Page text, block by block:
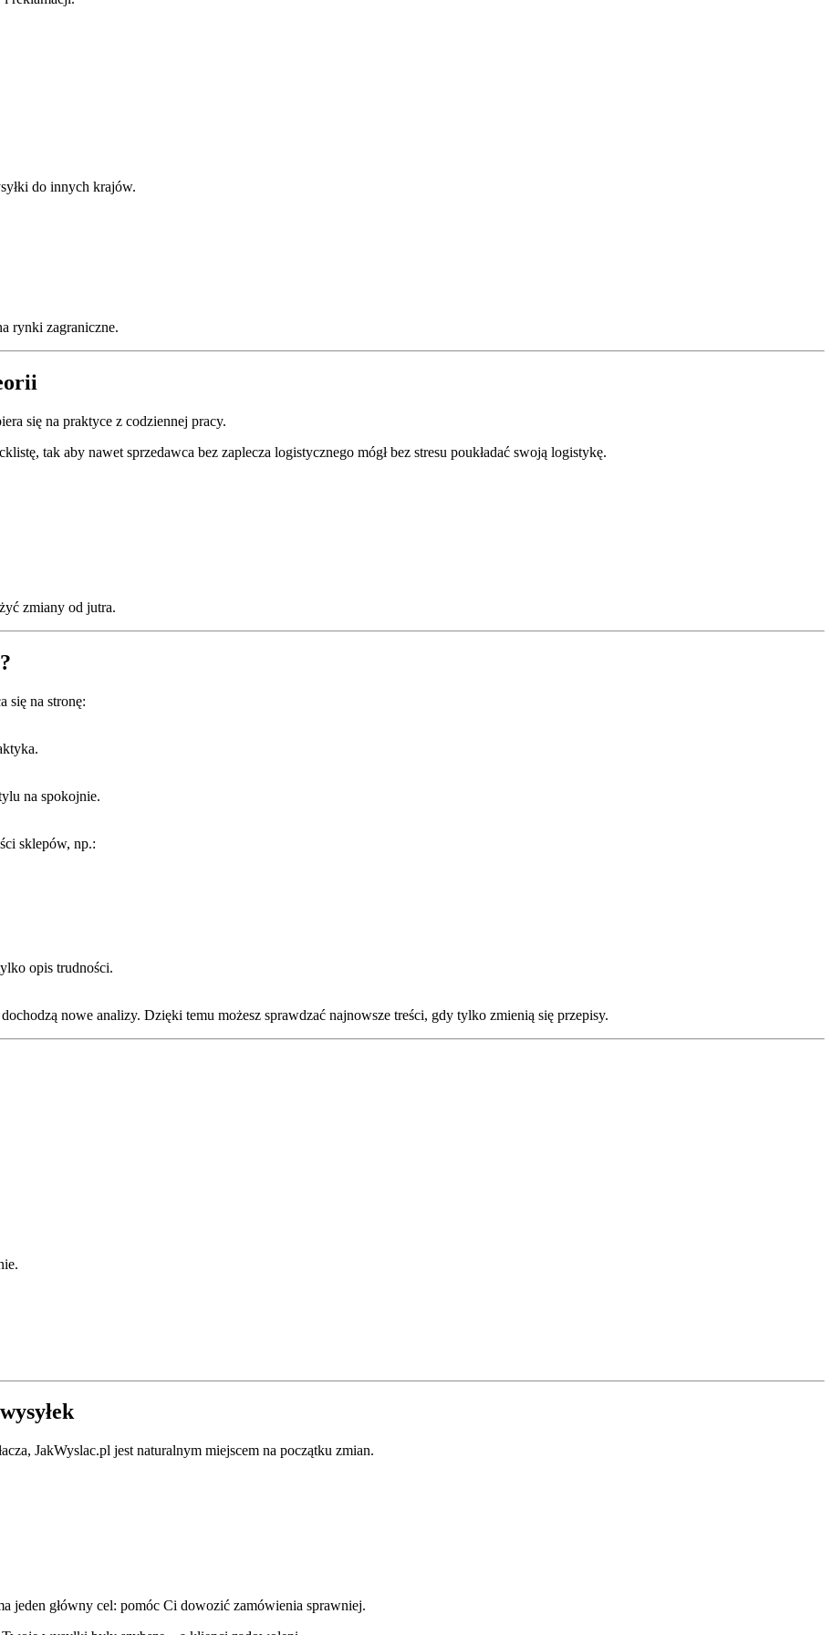
do innych krajów.
rynki zagraniczne.
się na praktyce z codziennej pracy.
tak aby nawet sprzedawca bez zaplecza logistycznego mógł bez stresu poukładać swoją logistykę.
zmiany od jutra.
się na stronę:
na spokojnie.
sklepów, np.:
opis trudności.
nowe analizy. Dzięki temu możesz sprawdzać najnowsze treści, gdy tylko zmienią się przepisy.
JakWyslac.pl jest naturalnym miejscem na początku zmian.
jeden główny cel: pomóc Ci dowozić zamówienia sprawniej.